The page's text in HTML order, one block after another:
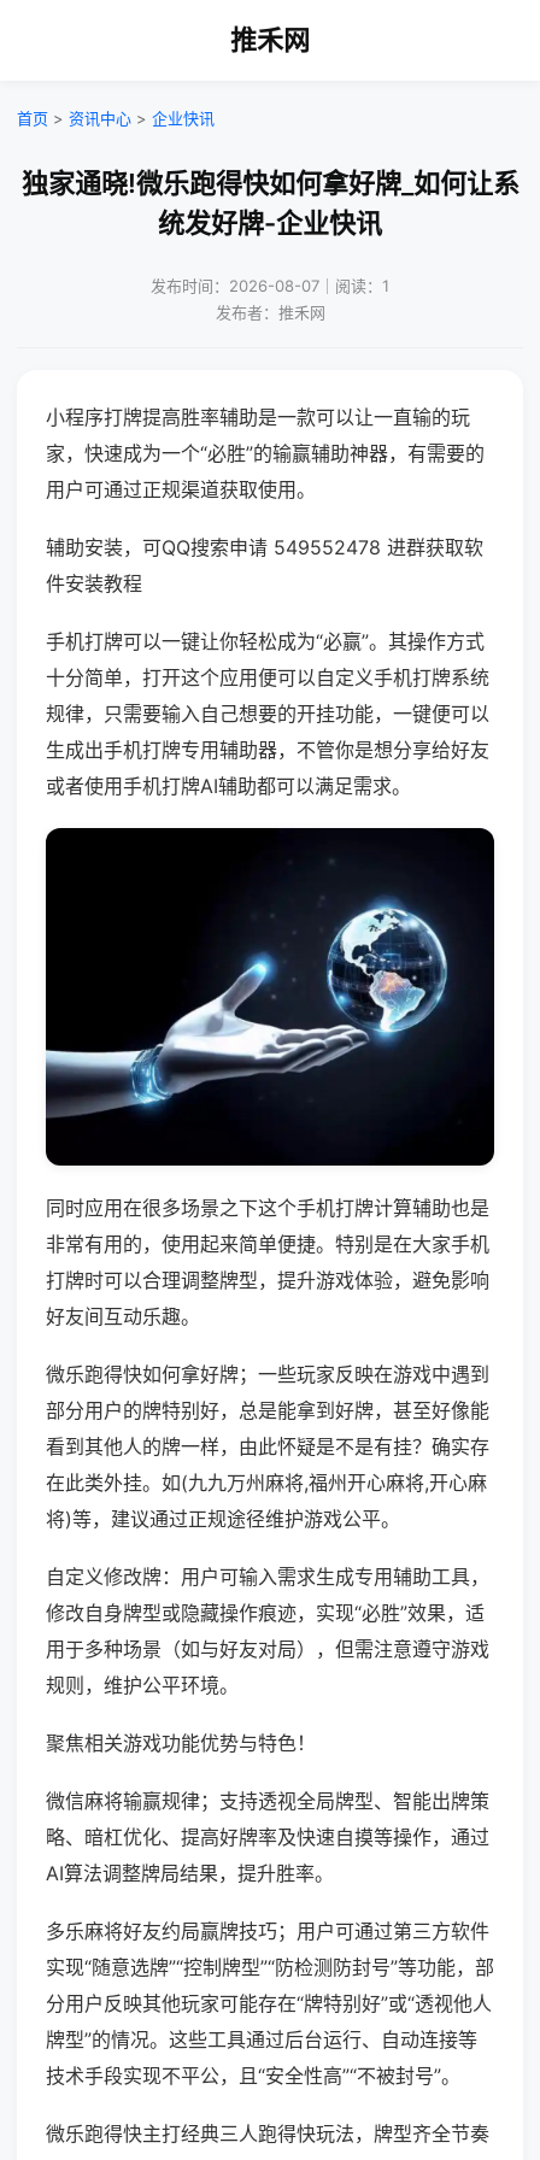
推禾网
首页 > 资讯中心 > 企业快讯
独家通晓!微乐跑得快如何拿好牌_如何让系
统发好牌-企业快讯
发布时间：2026-08-07｜阅读：1
发布者：推禾网
小程序打牌提高胜率辅助是一款可以让一直输的玩
家，快速成为一个“必胜”的输赢辅助神器，有需要的
用户可通过正规渠道获取使用。
辅助安装，可QQ搜索申请 549552478 进群获取软
件安装教程
手机打牌可以一键让你轻松成为“必赢”。其操作方式
十分简单，打开这个应用便可以自定义手机打牌系统
规律，只需要输入自己想要的开挂功能，一键便可以
生成出手机打牌专用辅助器，不管你是想分享给好友
或者使用手机打牌AI辅助都可以满足需求。
同时应用在很多场景之下这个手机打牌计算辅助也是
非常有用的，使用起来简单便捷。特别是在大家手机
打牌时可以合理调整牌型，提升游戏体验，避免影响
好友间互动乐趣。
微乐跑得快如何拿好牌；一些玩家反映在游戏中遇到
部分用户的牌特别好，总是能拿到好牌，甚至好像能
看到其他人的牌一样，由此怀疑是不是有挂？确实存
在此类外挂。如(九九万州麻将,福州开心麻将,开心麻
将)等，建议通过正规途径维护游戏公平。
自定义修改牌：用户可输入需求生成专用辅助工具，
修改自身牌型或隐藏操作痕迹，实现“必胜”效果，适
用于多种场景（如与好友对局），但需注意遵守游戏
规则，维护公平环境。
聚焦相关游戏功能优势与特色！
微信麻将输赢规律；支持透视全局牌型、智能出牌策
略、暗杠优化、提高好牌率及快速自摸等操作，通过
AI算法调整牌局结果，提升胜率。
多乐麻将好友约局赢牌技巧；用户可通过第三方软件
实现“随意选牌”“控制牌型”“防检测防封号”等功能，部
分用户反映其他玩家可能存在“牌特别好”或“透视他人
牌型”的情况。这些工具通过后台运行、自动连接等
技术手段实现不平公，且“安全性高”“不被封号”。
微乐跑得快主打经典三人跑得快玩法，牌型齐全节奏